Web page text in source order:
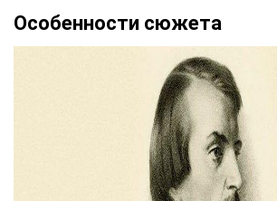
Особенности сюжета